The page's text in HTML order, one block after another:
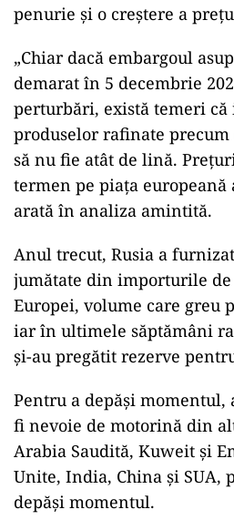
penurie și o creștere a
„Chiar dacă embargoul
demarat în 5 decembrie
perturbări, există temeri
produselor rafinate
să nu fie atât de lină.
termen pe piața europeană
arată în analiza amintită.
Anul trecut, Rusia a
jumătate din importurile
Europei, volume care greu
iar în ultimele săptămâni
și-au pregătit rezerve
Pentru a depăși momentul,
fi nevoie de motorină din
Arabia Saudită, Kuweit și
Unite, India, China și SUA,
depăși momentul.